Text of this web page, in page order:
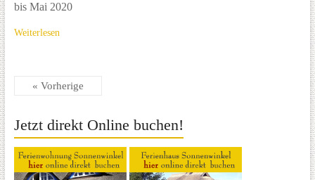
bis Mai 2020
Weiterlesen
« Vorherige
Jetzt direkt Online buchen!